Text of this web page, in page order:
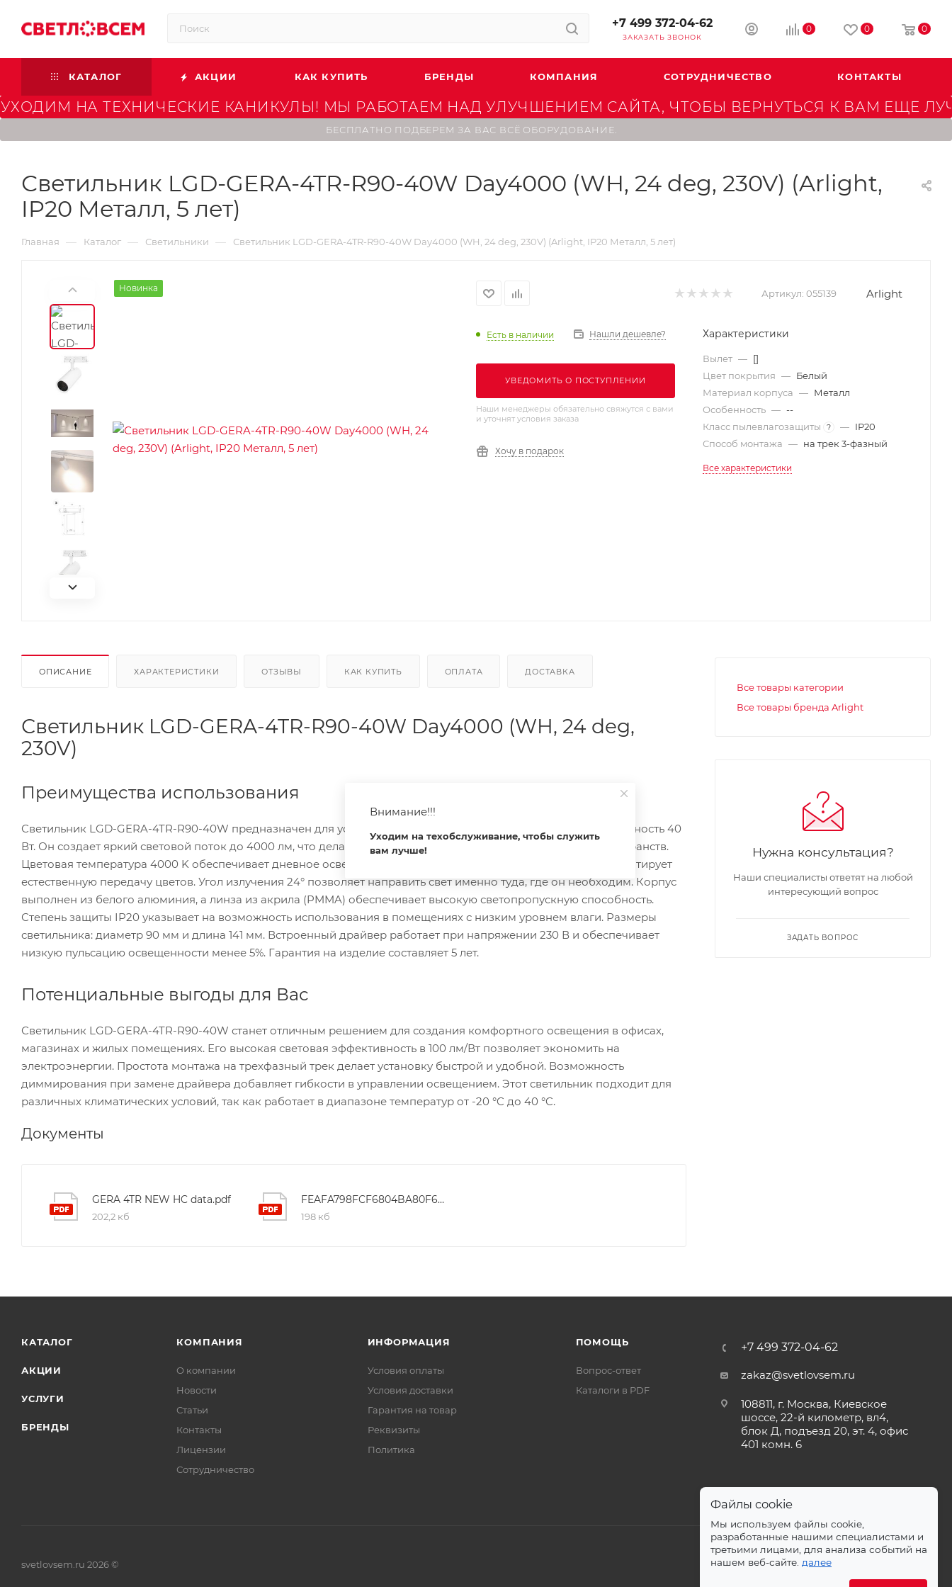
+7 499 372-04-62
ЗАКАЗАТЬ ЗВОНОК
0 0 0
КАТАЛОГ АКЦИИ КАК КУПИТЬ БРЕНДЫ КОМПАНИЯ СОТРУДНИЧЕСТВО КОНТАКТЫ
УХОДИМ НА ТЕХНИЧЕСКИЕ КАНИКУЛЫ! МЫ РАБОТАЕМ НАД УЛУЧШЕНИЕМ САЙТА, ЧТОБЫ ВЕРНУТЬСЯ К ВАМ ЕЩЕ
БЕСПЛАТНО ПОДБЕРЕМ ЗА ВАС ВСЁ ОБОРУДОВАНИЕ.
Светильник LGD-GERA-4TR-R90-40W Day4000 (WH, 24 deg, 230V) (Arlight,
IP20 Металл, 5 лет)
Главная — Каталог — Светильники — Светильник LGD-GERA-4TR-R90-40W Day4000 (WH, 24 deg, 230V) (Arlight, IP20 Металл, 5 лет)
Новинка Артикул: 055139 Arlight
Есть в наличии Нашли дешевле?
УВЕДОМИТЬ О ПОСТУПЛЕНИИ
Наши менеджеры обязательно свяжутся с вами
и уточнят условия заказа
Хочу в подарок
Характеристики
Вылет — []
Цвет покрытия — Белый
Материал корпуса — Металл
Особенность — --
Класс пылевлагозащиты
? — IP20
Способ монтажа — на трек 3-фазный
Все характеристики
ОПИСАНИЕ ХАРАКТЕРИСТИКИ ОТЗЫВЫ КАК КУПИТЬ ОПЛАТА ДОСТАВКА
Светильник LGD-GERA-4TR-R90-40W Day4000 (WH, 24 deg,
230V)
Преимущества использования
Светильник LGD-GERA-4TR-R90-40W предназначен для установки на трековые системы и обеспечивает мощность 40
Вт. Он создает яркий световой поток до 4000 лм, что делает его идеальным для освещения различных пространств.
Цветовая температура 4000 K обеспечивает дневное освещение, а индекс цветопередачи CRI более 90 гарантирует
естественную передачу цветов. Угол излучения 24° позволяет направить свет именно туда, где он необходим. Корпус
выполнен из белого алюминия, а линза из акрила (PMMA) обеспечивает высокую светопропускную способность.
Степень защиты IP20 указывает на возможность использования в помещениях с низким уровнем влаги. Размеры
светильника: диаметр 90 мм и длина 141 мм. Встроенный драйвер работает при напряжении 230 В и обеспечивает
низкую пульсацию освещенности менее 5%. Гарантия на изделие составляет 5 лет.
Потенциальные выгоды для Вас
Светильник LGD-GERA-4TR-R90-40W станет отличным решением для создания комфортного освещения в офисах,
магазинах и жилых помещениях. Его высокая световая эффективность в 100 лм/Вт позволяет экономить на
электроэнергии. Простота монтажа на трехфазный трек делает установку быстрой и удобной. Возможность
диммирования при замене драйвера добавляет гибкости в управлении освещением. Этот светильник подходит для
различных климатических условий, так как работает в диапазоне температур от -20 °C до 40 °C.
Документы
GERA 4TR NEW HC data.pdf
202,2 кб
FEAFA798FCF6804BA80F696808C068D1
198 кб
Все товары категории
Все товары бренда Arlight
Нужна консультация?
Наши специалисты ответят на любой
интересующий вопрос
ЗАДАТЬ ВОПРОС
КАТАЛОГ
АКЦИИ
УСЛУГИ
БРЕНДЫ
КОМПАНИЯ
О компании
Новости
Статьи
Контакты
Лицензии
Сотрудничество
ИНФОРМАЦИЯ
Условия оплаты
Условия доставки
Гарантия на товар
Реквизиты
Политика
ПОМОЩЬ
Вопрос-ответ
Каталоги в PDF
+7 499 372-04-62
zakaz@svetlovsem.ru
108811, г. Москва, Киевское
шоссе, 22-й километр, вл4,
блок Д, подъезд 20, эт. 4, офис
401 комн. 6
svetlovsem.ru 2026 ©
Внимание!!!
Уходим на техобслуживание, чтобы служить
вам лучше!
Файлы cookie
Мы используем файлы cookie,
разработанные нашими специалистами и
третьими лицами, для анализа событий на
нашем веб-сайте. далее